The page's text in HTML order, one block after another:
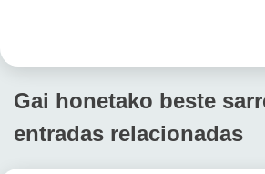
Gai honetako beste
entradas relacionadas